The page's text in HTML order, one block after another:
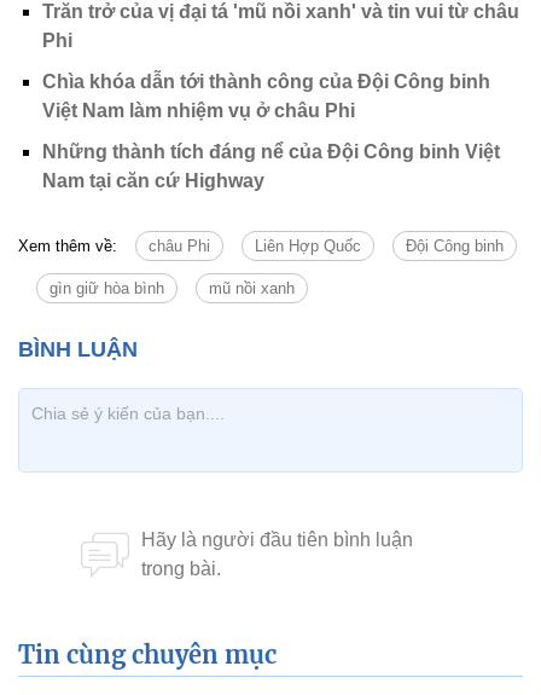
Trăn trở của vị đại tá 'mũ nồi xanh' và tin vui từ châu
Phi
Chìa khóa dẫn tới thành công của Đội Công binh
Việt Nam làm nhiệm vụ ở châu Phi
Những thành tích đáng nể của Đội Công binh Việt
Nam tại căn cứ Highway
Xem thêm về: châu Phi Liên Hợp Quốc Đội Công binh
gìn giữ hòa bình mũ nồi xanh
Tin cùng chuyên mục